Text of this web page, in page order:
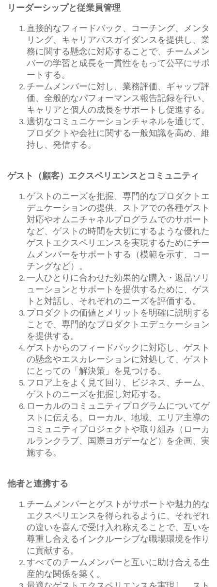
リーダーシップと従業員管理
直接的なフィードバック、コーチング、メンタ
リング、キャリアパスガイダンスを提供し、業
務に関する懸念に対応することで、チームメン
バーの学習と成長を一貫性をもって公平にサポ
ートする。
チームメンバーに対し、業務評価、ギャップ評
価、全般的なパフォーマンス報告記録を行い、
キャリアと個人の成長をサポートし促進する。
適切なコミュニケーションチャネルを通じて、
プロダクトや会社に関する一般知識を高め、維
持し、発信する。
ゲスト（顧客）エクスペリエンスとコミュニティ
ゲストのニーズを把握、専門的なプロダクトエ
デュケーションの提供、ストアでの各種ゲスト
対応やオムニチャネルプログラムでのサポート
など、ゲストの時間を大切にするような優れた
ゲストエクスペリエンスを実現するためにチー
ムメンバーをサポートする（模範を示す、コー
チングなど）。
一人ひとりに合わせた効果的な購入・返品ソリ
ューションとサポートを提供するために、ゲス
トと対話し、それぞれのニーズを評価する。
プロダクトの価値とメリットを明確に説明する
ことで、専門的なプロダクトエデュケーション
を提供する。
ゲストからのフィードバックに対応し、ゲスト
の懸念やエスカレーションに対処して、ゲスト
にとっての「解決策」を見つける。
フロア上をよく見て回り、ビジネス、チーム、
ゲストのニーズを把握し対応する。
ローカルのコミュニティプログラムについてゲ
ストに伝える。ローカル、地域、エリア主導の
コミュニティプロジェクトや取り組み（ローカ
ルランクラブ、国際ヨガデーなど）を企画、実
施する。
他者と連携する
チームメンバーとゲストがサポートや魅力的な
エクスペリエンスを得られるように、それぞれ
の違いを喜んで受け入れ称えることで、互いを
尊重し合えるインクルーシブな職場環境を作り
に貢献する。
すべてのチームメンバーと互いに助け合える生
産的な関係を築く。